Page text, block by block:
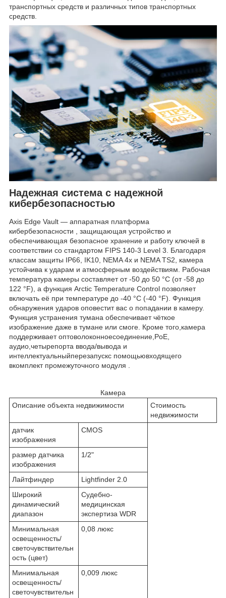
транспортных средств и различных типов транспортных
средств.
Надежная система с надежной
кибербезопасностью
Axis Edge Vault — аппаратная платформа
кибербезопасности , защищающая устройство и
обеспечивающая безопасное хранение и работу ключей в
соответствии со стандартом FIPS 140-3 Level 3. Благодаря
классам защиты IP66, IK10, NEMA 4x и NEMA TS2, камера
устойчива к ударам и атмосферным воздействиям. Рабочая
температура камеры составляет от -50 до 50 °C (от -58 до
122 °F), а функция Arctic Temperature Control позволяет
включать её при температуре до -40 °C (-40 °F). Функция
обнаружения ударов оповестит вас о попадании в камеру.
Функция устранения тумана обеспечивает чёткое
изображение даже в тумане или смоге. Кроме того,камера
поддерживает оптоволоконноесоединение,PoE,
аудио,четырепорта ввода/вывода и
интеллектуальныйперезапускс помощьювходящего
вкомплект промежуточного модуля .
Камера
Описание объекта недвижимости
Стоимость
недвижимости
датчик
изображения
CMOS
размер датчика
изображения
1/2"
Лайтфиндер
Lightfinder 2.0
Широкий
динамический
диапазон
Судебно-
медицинская
экспертиза WDR
Минимальная
освещенность/
светочувствительн
ость (цвет)
0,08 люкс
Минимальная
освещенность/
светочувствительн
0,009 люкс